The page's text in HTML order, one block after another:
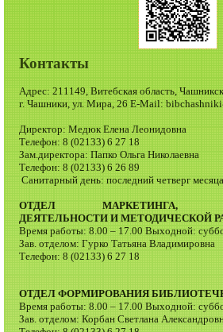
Контакты
Адрес: 211149, Витебская область,
г. Чашники, ул. Мира, 26 E-Mail:
Директор: Медюк Елена Леонидовна
Телефон: 8 (02133) 6 27 18
Зам.директора: Папко Ольга Николаевна
Телефон: 8 (02133) 6 26 89
Санитарный день: последний четверг месяца
ОТДЕЛ МАРКЕТИНГА,
ДЕЯТЕЛЬНОСТИ И МЕТОДИЧЕСКОЙ
Время работы: 8.00 – 17.00 Выходной:
Зав. отделом: Гурко Татьяна Владимировна
Телефон: 8 (02133) 6 27 18
ОТДЕЛ ФОРМИРОВАНИЯ
Время работы: 8.00 – 17.00 Выходной:
Зав. отделом: Корбан Светлана